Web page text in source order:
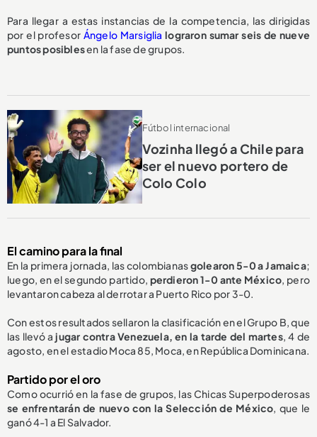
Para llegar a estas instancias de la competencia, las dirigidas
por el profesor Ángelo Marsiglia lograron sumar seis de nueve
puntos posiblesen la fase de grupos.
Fútbol internacional
Vozinha llegó a Chile para
ser el nuevo portero de
Colo Colo
El camino para la final
En la primera jornada, las colombianasgolearon 5-0 a Jamaica;
luego, en el segundo partido, perdieron 1-0 ante México, pero
levantaron cabeza al derrotar a Puerto Rico por 3-0.
Con estos resultados sellaron la clasificación en el Grupo B, que
las llevó ajugar contra Venezuela, en la tarde del martes, 4 de
agosto, en el estadio Moca 85, Moca, en República Dominicana.
Partido por el oro
Como ocurrió en la fase de grupos, las Chicas Superpoderosas
se enfrentarán de nuevo con la Selección de México, que le
ganó 4-1 a El Salvador.